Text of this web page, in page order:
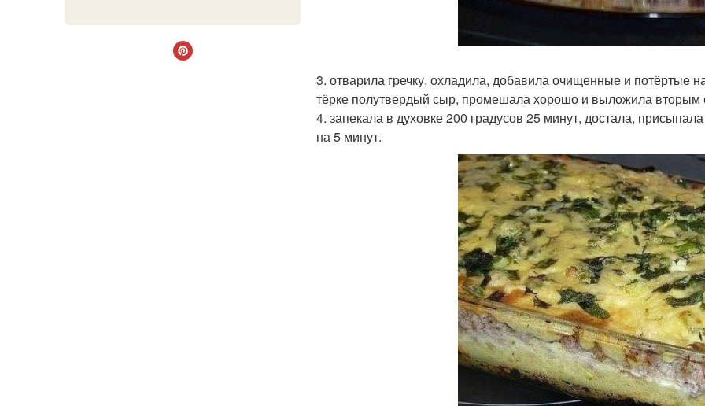
3. отварила гречку, охладила, добавила очищенные и потёртые
тёрке полутвердый сыр, промешала хорошо и выложила вторым
4. запекала в духовке 200 градусов 25 минут, достала,
на 5 минут.